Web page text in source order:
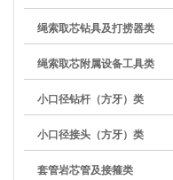
绳索取芯钻具及打捞器类
绳索取芯附属设备工具类
小口径钻杆（方牙）类
小口径接头（方牙）类
套管岩芯管及接箍类